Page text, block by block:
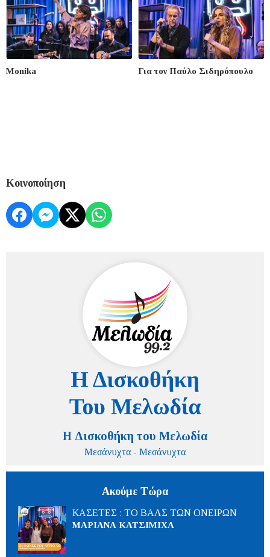
Monika Για τον Παύλο Σιδηρόπουλο
Κοινοποίηση
Η Δισκοθήκη του Μελωδία
Μεσάνυχτα - Μεσάνυχτα
Ακούμε Τώρα
ΚΑΣΕΤΕΣ : ΤΟ ΒΑΛΣ ΤΩΝ ΟΝΕΙΡΩΝ
ΜΑΡΙΑΝΑ ΚΑΤΣΙΜΙΧΑ